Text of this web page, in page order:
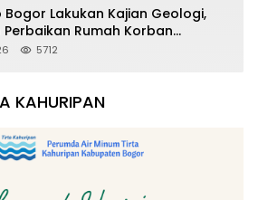
Bogor Lakukan Kajian Geologi,
Perbaikan Rumah Korban
Tanah
5712
KAHURIPAN